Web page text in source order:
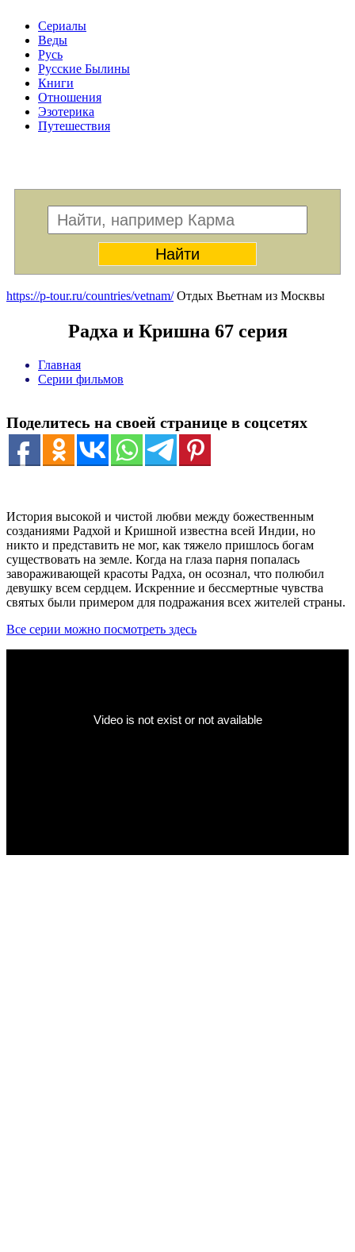
Сериалы
Веды
Русь
Русские Былины
Книги
Отношения
Эзотерика
Путешествия
https://p-tour.ru/countries/vetnam/Отдых Вьетнам из Москвы
Радха и Кришна 67 серия
Главная
Серии фильмов
Поделитесь на своей странице в соцсетях
История высокой и чистой любви между божественным
созданиями Радхой и Кришной известна всей Индии, но
никто и представить не мог, как тяжело пришлось богам
существовать на земле. Когда на глаза парня попалась
завораживающей красоты Радха, он осознал, что полюбил
девушку всем сердцем. Искренние и бессмертные чувства
святых были примером для подражания всех жителей страны.
Все серии можно посмотреть здесь